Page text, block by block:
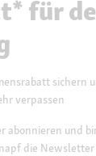
für
sichern
verpassen
abonnieren und
die